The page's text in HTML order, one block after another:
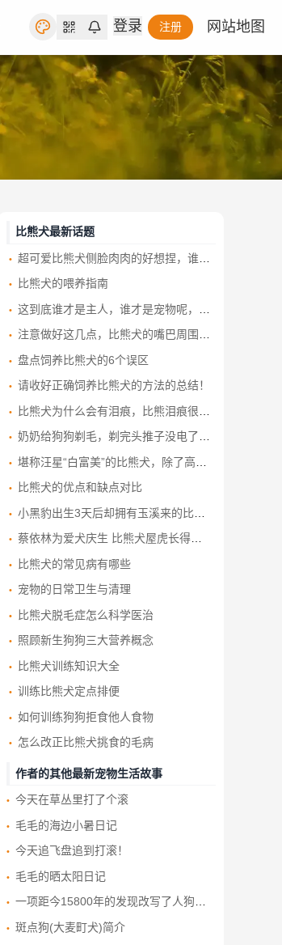
登录 注册 网站地图
比熊犬最新话题
超可爱比熊犬侧脸肉肉的好想捏，谁看了不想养！
比熊犬的喂养指南
这到底谁才是主人，谁才是宠物呢，个性如大爷般的比熊犬
注意做好这几点，比熊犬的嘴巴周围总是脏兮兮的就能改善了！
盘点饲养比熊犬的6个误区
请收好正确饲养比熊犬的方法的总结！
比熊犬为什么会有泪痕，比熊泪痕很重怎么办？
奶奶给狗狗剃毛，剃完头推子没电了，比熊犬一脸无奈！
堪称汪星“白富美”的比熊犬，除了高颜值外，还有9个优点
比熊犬的优点和缺点对比
小黑豹出生3天后却拥有玉溪来的比熊犬全职奶妈
蔡依林为爱犬庆生 比熊犬屋虎长得像带毛的飓风
比熊犬的常见病有哪些
宠物的日常卫生与清理
比熊犬脱毛症怎么科学医治
照顾新生狗狗三大营养概念
比熊犬训练知识大全
训练比熊犬定点排便
如何训练狗狗拒食他人食物
怎么改正比熊犬挑食的毛病
作者的其他最新宠物生活故事
今天在草丛里打了个滚
毛毛的海边小暑日记
今天追飞盘追到打滚！
毛毛的晒太阳日记
一项距今15800年的发现改写了人狗友谊的历史
斑点狗(大麦町犬)简介